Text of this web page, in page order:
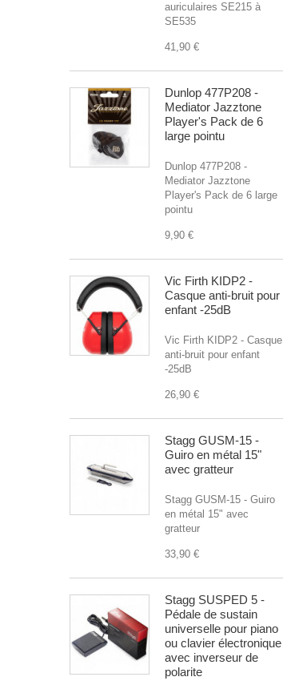
auriculaires SE215 à
SE535
41,90 €
Dunlop 477P208 -
Mediator Jazztone
Player's Pack de 6
large pointu
Dunlop 477P208 -
Mediator Jazztone
Player's Pack de 6 large
pointu
9,90 €
Vic Firth KIDP2 -
Casque anti-bruit pour
enfant -25dB
Vic Firth KIDP2 - Casque
anti-bruit pour enfant
-25dB
26,90 €
Stagg GUSM-15 -
Guiro en métal 15"
avec gratteur
Stagg GUSM-15 - Guiro
en métal 15" avec
gratteur
33,90 €
Stagg SUSPED 5 -
Pédale de sustain
universelle pour piano
ou clavier électronique
avec inverseur de
polarite